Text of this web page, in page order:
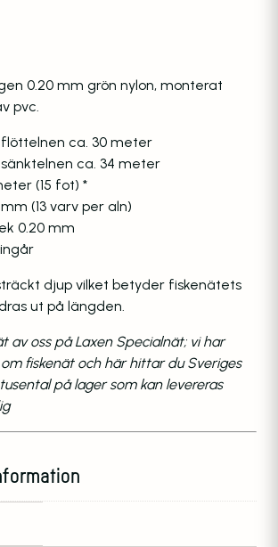
0.20 mm grön nylon, monterat
pvc.
ca. 30 meter
ca. 34 meter
(15 fot) *
(13 varv per aln)
0.20 mm
djup vilket betyder fiskenätets
ut på längden.
av oss på Laxen Specialnät; vi har
fiskenät och här hittar du Sveriges
på lager som kan levereras